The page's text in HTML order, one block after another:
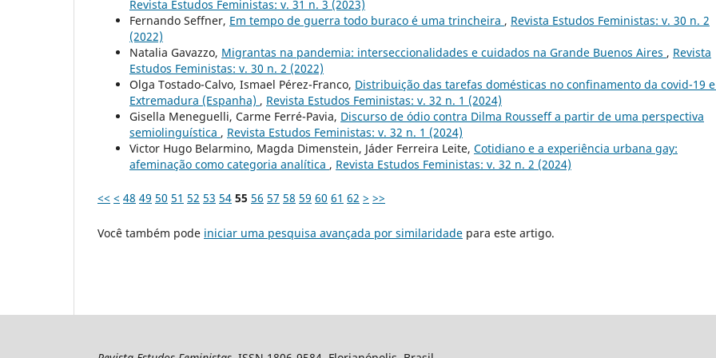
Revista Estudos Feministas: v. 31 n. 3 (2023)
Fernando Seffner, Em tempo de guerra todo buraco é uma trincheira , Revista Estudos Feministas: v. 30 n. 2
(2022)
Natalia Gavazzo, Migrantas na pandemia: interseccionalidades e cuidados na Grande Buenos Aires , Revista
Estudos Feministas: v. 30 n. 2 (2022)
Olga Tostado-Calvo, Ismael Pérez-Franco, Distribuição das tarefas domésticas no confinamento da covid-19
Extremadura (Espanha) , Revista Estudos Feministas: v. 32 n. 1 (2024)
Gisella Meneguelli, Carme Ferré-Pavia, Discurso de ódio contra Dilma Rousseff a partir de uma perspectiva
semiolinguística , Revista Estudos Feministas: v. 32 n. 1 (2024)
Victor Hugo Belarmino, Magda Dimenstein, Jáder Ferreira Leite, Cotidiano e a experiência urbana gay:
afeminação como categoria analítica , Revista Estudos Feministas: v. 32 n. 2 (2024)
<< < 48 49 50 51 52 53 54 55 56 57 58 59 60 61 62 > >>
Você também pode iniciar uma pesquisa avançada por similaridade para este artigo.